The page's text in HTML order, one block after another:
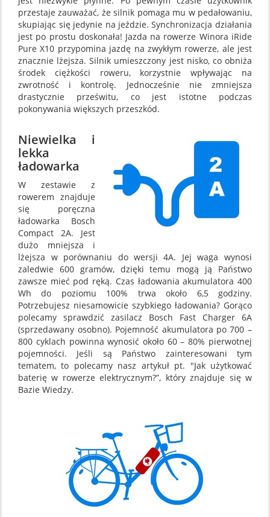
przestaje zauważać, że silnik pomaga mu w pedałowaniu,
skupiając się jedynie na jeździe. Synchronizacja działania
jest po prostu doskonała! Jazda na rowerze Winora iRide
Pure X10 przypomina jazdę na zwykłym rowerze, ale jest
znacznie lżejsza. Silnik umieszczony jest nisko, co obniża
środek ciężkości roweru, korzystnie wpływając na
zwrotność i kontrolę. Jednocześnie nie zmniejsza
drastycznie prześwitu, co jest istotne podczas
pokonywania większych przeszkód.
Niewielka i
lekka
ładowarka
W zestawie z
rowerem znajduje
się poręczna
ładowarka Bosch
Compact 2A. Jest
dużo mniejsza i
lżejsza w porównaniu do wersji 4A. Jej waga wynosi
zaledwie 600 gramów, dzięki temu mogą ją Państwo
zawsze mieć pod ręką. Czas ładowania akumulatora 400
Wh do poziomu 100% trwa około 6,5 godziny.
Potrzebujesz niesamowicie szybkiego ładowania? Gorąco
polecamy sprawdzić zasilacz Bosch Fast Charger 6A
(sprzedawany osobno). Pojemność akumulatora po 700 –
800 cyklach powinna wynosić około 60 – 80% pierwotnej
pojemności. Jeśli są Państwo zainteresowani tym
tematem, to polecamy nasz artykuł pt. "Jak użytkować
baterię w rowerze elektrycznym?”, który znajduje się w
Bazie Wiedzy.